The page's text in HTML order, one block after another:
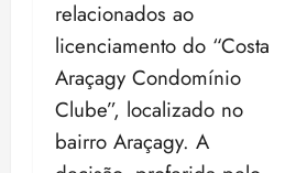
relacionados ao
licenciamento do “Costa
Araçagy Condomínio
Clube”, localizado no
bairro Araçagy. A